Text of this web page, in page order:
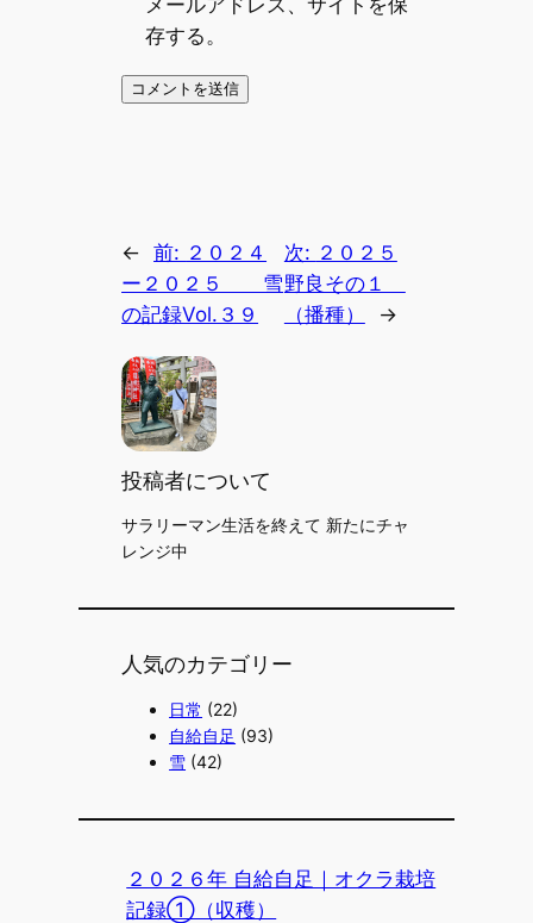
メールアドレス、サイトを保
存する。
← 前: ２０２４
ー２０２５ 雪
の記録Vol.３９
次: ２０２５
野良その１
（播種）
→
投稿者について
サラリーマン生活を終えて 新たにチャ
レンジ中
人気のカテゴリー
日常 (22)
自給自足 (93)
雪 (42)
２０２６年 自給自足｜オクラ栽培
記録①（収穫）